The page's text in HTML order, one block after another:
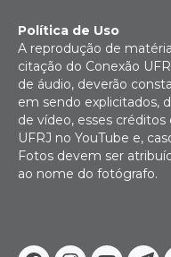
Política de Uso
A reprodução de
citação do Conexão
de áudio, deverão
em sendo explicitados,
de vídeo, esses
UFRJ no YouTube e,
Fotos devem ser
ao nome do fotógrafo.